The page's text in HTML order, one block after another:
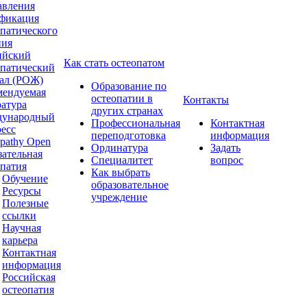
(РОЖ)
Open
Обучение
Ресурсы
Полезные
ссылки
Научная
карьера
Контактная
информация
Российская
остеопатия
Как стать остеопатом
Образование по
остеопатии в
других странах
Профессиональная
переподготовка
Ординатура
Специалитет
Как выбрать
образовательное
учреждение
Контакты
Контактная
информация
Задать
вопрос